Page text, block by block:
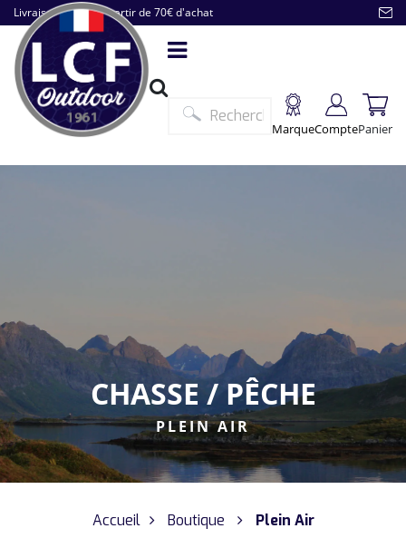
Livraison offerte à partir de 70€ d'achat
MarqueComptePanier
CHASSE / PÊCHE
PLEIN AIR
Accueil Boutique Plein Air